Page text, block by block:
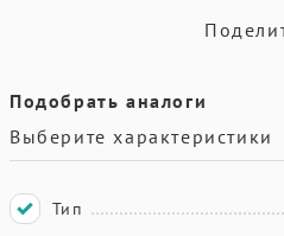
Подобрать аналоги
Выберите характеристики
Тип